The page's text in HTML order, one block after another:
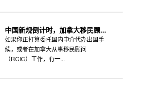
中国新规倒计时，加拿大移民顾...
如果你正打算委托国内中介代办出国手
续，或者在加拿大从事移民顾问
（RCIC）工作，有一...